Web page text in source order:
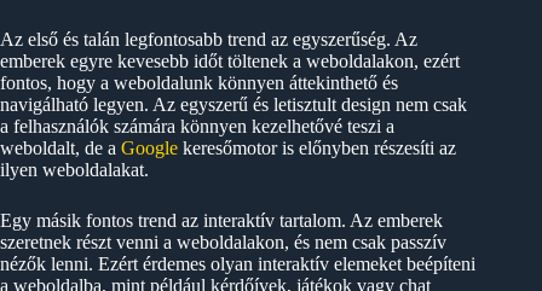
Az első és talán legfontosabb trend az egyszerűség. Az
emberek egyre kevesebb időt töltenek a weboldalakon, ezért
fontos, hogy a weboldalunk könnyen áttekinthető és
navigálható legyen. Az egyszerű és letisztult design nem csak
a felhasználók számára könnyen kezelhetővé teszi a
weboldalt, de a Google keresőmotor is előnyben részesíti az
ilyen weboldalakat.
Egy másik fontos trend az interaktív tartalom. Az emberek
szeretnek részt venni a weboldalakon, és nem csak passzív
nézők lenni. Ezért érdemes olyan interaktív elemeket beépíteni
a weboldalba, mint például kérdőívek, játékok vagy chat